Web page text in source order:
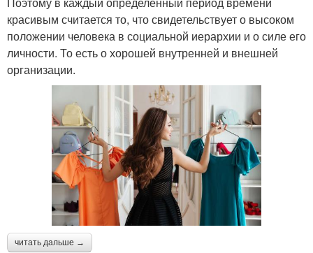
красивым считается то, что свидетельствует о высоком
положении человека в социальной иерархии и о силе его
личности. То есть о хорошей внутренней и внешней
организации.
читать дальше →